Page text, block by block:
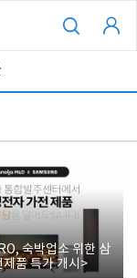
숙박업소 위한 삼
제품 특가 개시>